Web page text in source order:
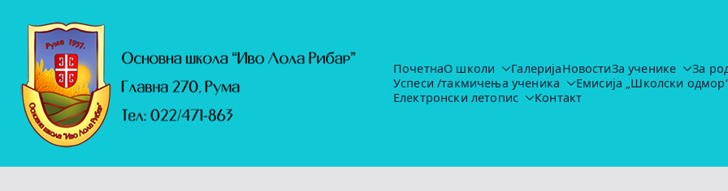
садржај
Основна школа "Иво Лола Рибар"
https://ruma.rs/vesti/ulaganja-u-obrazovanje-u-rumi-se-
ПочетнаО школи ГалеријаНовостиЗа ученике За
Успеси /такмичења ученика
Емисија „Школски
Електронски летопис
Контакт